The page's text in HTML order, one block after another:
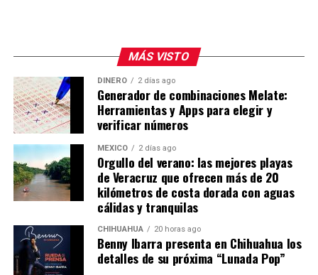
MÁS VISTO
DINERO 2 días ago
Generador de combinaciones Melate:
Herramientas y Apps para elegir y
verificar números
MÉXICO 2 días ago
Orgullo del verano: las mejores playas
de Veracruz que ofrecen más de 20
kilómetros de costa dorada con aguas
cálidas y tranquilas
CHIHUAHUA 20 horas ago
Benny Ibarra presenta en Chihuahua los
detalles de su próxima “Lunada Pop”